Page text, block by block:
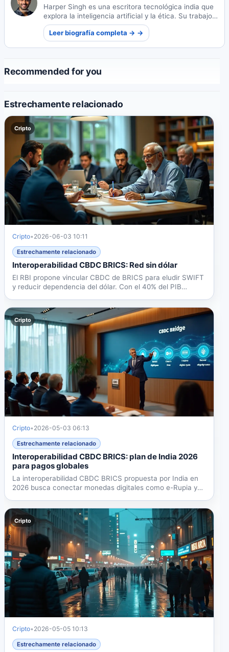
Harper Singh es una escritora tecnológica india que
explora la inteligencia artificial y la ética. Su trabajo
examina los impactos sociales de la tecnología y los
marcos éticos.
Leer biografía completa → →
Recommended for you
Estrechamente relacionado
Cripto
Cripto• 2026-06-03 10:11
Estrechamente relacionado
Interoperabilidad CBDC BRICS: Red sin dólar
El RBI propone vincular CBDC de BRICS para eludir SWIFT
y reducir dependencia del dólar. Con el 40% del PIB
Cripto
Cripto• 2026-05-03 06:13
Estrechamente relacionado
Interoperabilidad CBDC BRICS: plan de India 2026
para pagos globales
La interoperabilidad CBDC BRICS propuesta por India en
2026 busca conectar monedas digitales como e-Rupia y
Cripto
Cripto• 2026-05-05 10:13
Estrechamente relacionado